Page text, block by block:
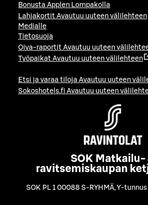
Bonusta Applen Lompakolla
Lahjakortit Avautuu uuteen välilehteen
Medialle
Tietosuoja
Oiva-raportit Avautuu uuteen
Työpaikat Avautuu uuteen välilehteen
Etsi ja varaa tiloja Avautuu uuteen
Sokoshotels.fi Avautuu uuteen
SOK Matkailu-
ravitsemiskaupan
SOK PL 1 00088 S-RYHMÄ,Y-tunnus